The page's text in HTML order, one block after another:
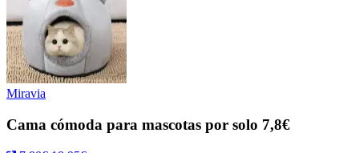
Miravia
Cama cómoda para mascotas por solo 7,8€